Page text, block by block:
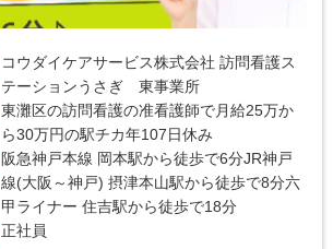
コウダイケアサービス株式会社 訪問看護ス
テーションうさぎ 東事業所
東灘区の訪問看護の准看護師で月給25万か
ら30万円の駅チカ年107日休み
阪急神戸本線 岡本駅から徒歩で6分JR神戸
線(大阪～神戸) 摂津本山駅から徒歩で8分六
甲ライナー 住吉駅から徒歩で18分
正社員